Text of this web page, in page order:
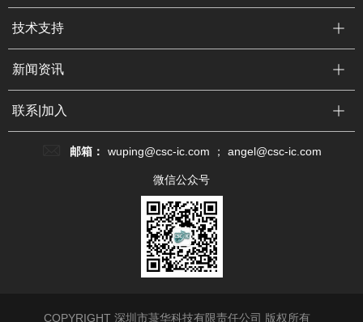
CJC8911 QFN4*4-20
CJC8936 QFN4*4-32
CJC8912 音频编解码器 2.0~6.5V QFN5*5-28
CJC8911 QFN4*4-20
CJC8936 QFN4*4-32
CJC8912 音频编解码器 2.0~6.5V QFN5*5-28
- 下载
- 下载
- - - 下载
技术支持
新闻资讯
联系|加入
邮箱： wuping@csc-ic.com ； angel@csc-ic.com
微信公众号
COPYRIGHT 深圳市菉华科技有限责任公司 版权所有